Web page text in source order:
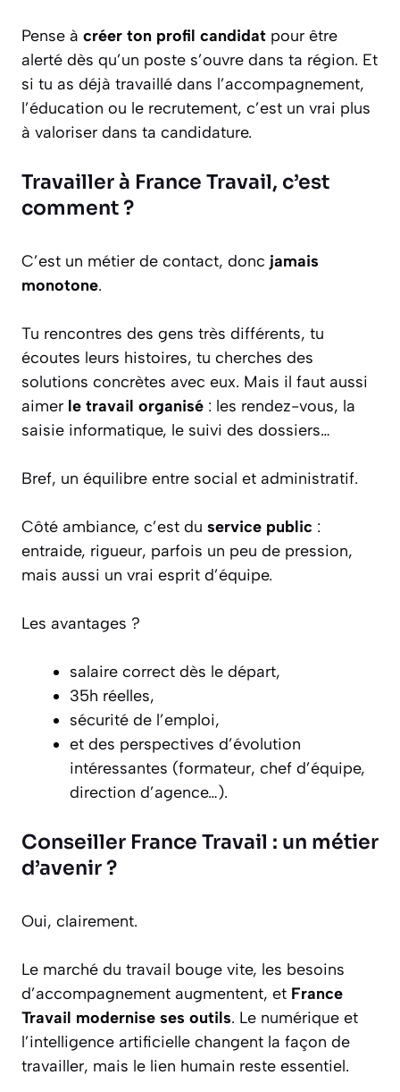
Pense à créer ton profil candidat pour être
alerté dès qu’un poste s’ouvre dans ta région. Et
si tu as déjà travaillé dans l’accompagnement,
l’éducation ou le recrutement, c’est un vrai plus
à valoriser dans ta candidature.
Travailler à France Travail, c’est
comment ?
C’est un métier de contact, donc jamais
monotone.
Tu rencontres des gens très différents, tu
écoutes leurs histoires, tu cherches des
solutions concrètes avec eux. Mais il faut aussi
aimer le travail organisé : les rendez-vous, la
saisie informatique, le suivi des dossiers…
Bref, un équilibre entre social et administratif.
Côté ambiance, c’est du service public :
entraide, rigueur, parfois un peu de pression,
mais aussi un vrai esprit d’équipe.
Les avantages ?
salaire correct dès le départ,
35h réelles,
sécurité de l’emploi,
et des perspectives d’évolution
intéressantes (formateur, chef d’équipe,
direction d’agence…).
Conseiller France Travail : un métier
d’avenir ?
Oui, clairement.
Le marché du travail bouge vite, les besoins
d’accompagnement augmentent, et France
Travail modernise ses outils. Le numérique et
l’intelligence artificielle changent la façon de
travailler, mais le lien humain reste essentiel.